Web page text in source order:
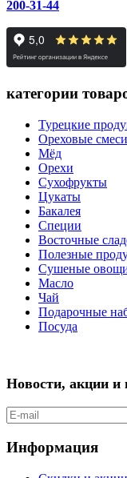
200-31-44
категории
Турецкие
Ореховые смеси
Мёд
Орехи
Сухофрукты
Цукаты
Бакалея
Специи
Восточные
Полезные
Сушеные
Масло
Чай
Подарочные
Посуда
Новости, акции и
Информация